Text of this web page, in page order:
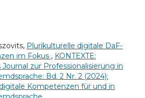
Plurikulturelle digitale DaF-
im Fokus , KONTEXTE:
Journal zur Professionalisierung in
Bd. 2 Nr. 2 (2024):
Kompetenzen für und in